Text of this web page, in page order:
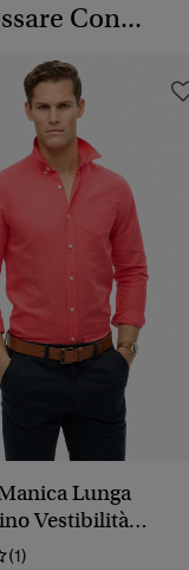
Con...
Lunga
Vestibilità
(1)